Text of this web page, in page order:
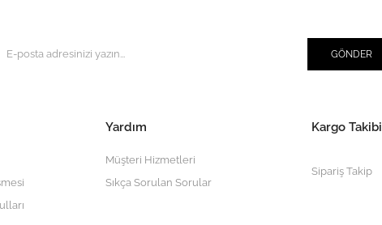
GÖNDER
Yardım
Müşteri Hizmetleri
Sıkça Sorulan Sorular
Kargo Takibi
Sipariş Takip